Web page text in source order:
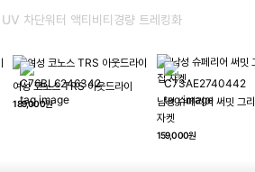
UV 차단워터 액티비티경량 트레킹화
여성 코노스 TRS 아웃드라이
189,000원
남성 슈페리어 써밋 그
자켓
159,000원